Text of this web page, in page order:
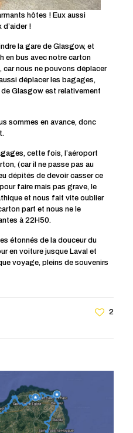
hôtes ! Eux aussi
!
la gare de Glasgow, et
en bus avec notre carton
car nous ne pouvons déplacer
déplacer les bagages,
Glasgow est relativement
sommes en avance, donc
cette fois, l’aéroport
(car il ne passe pas au
dépités de devoir casser ce
faire mais pas grave, le
et nous fait vite oublier
part et nous ne le
à 22H50.
étonnés de la douceur du
en voiture jusque Laval et
voyage, pleins de souvenirs
2